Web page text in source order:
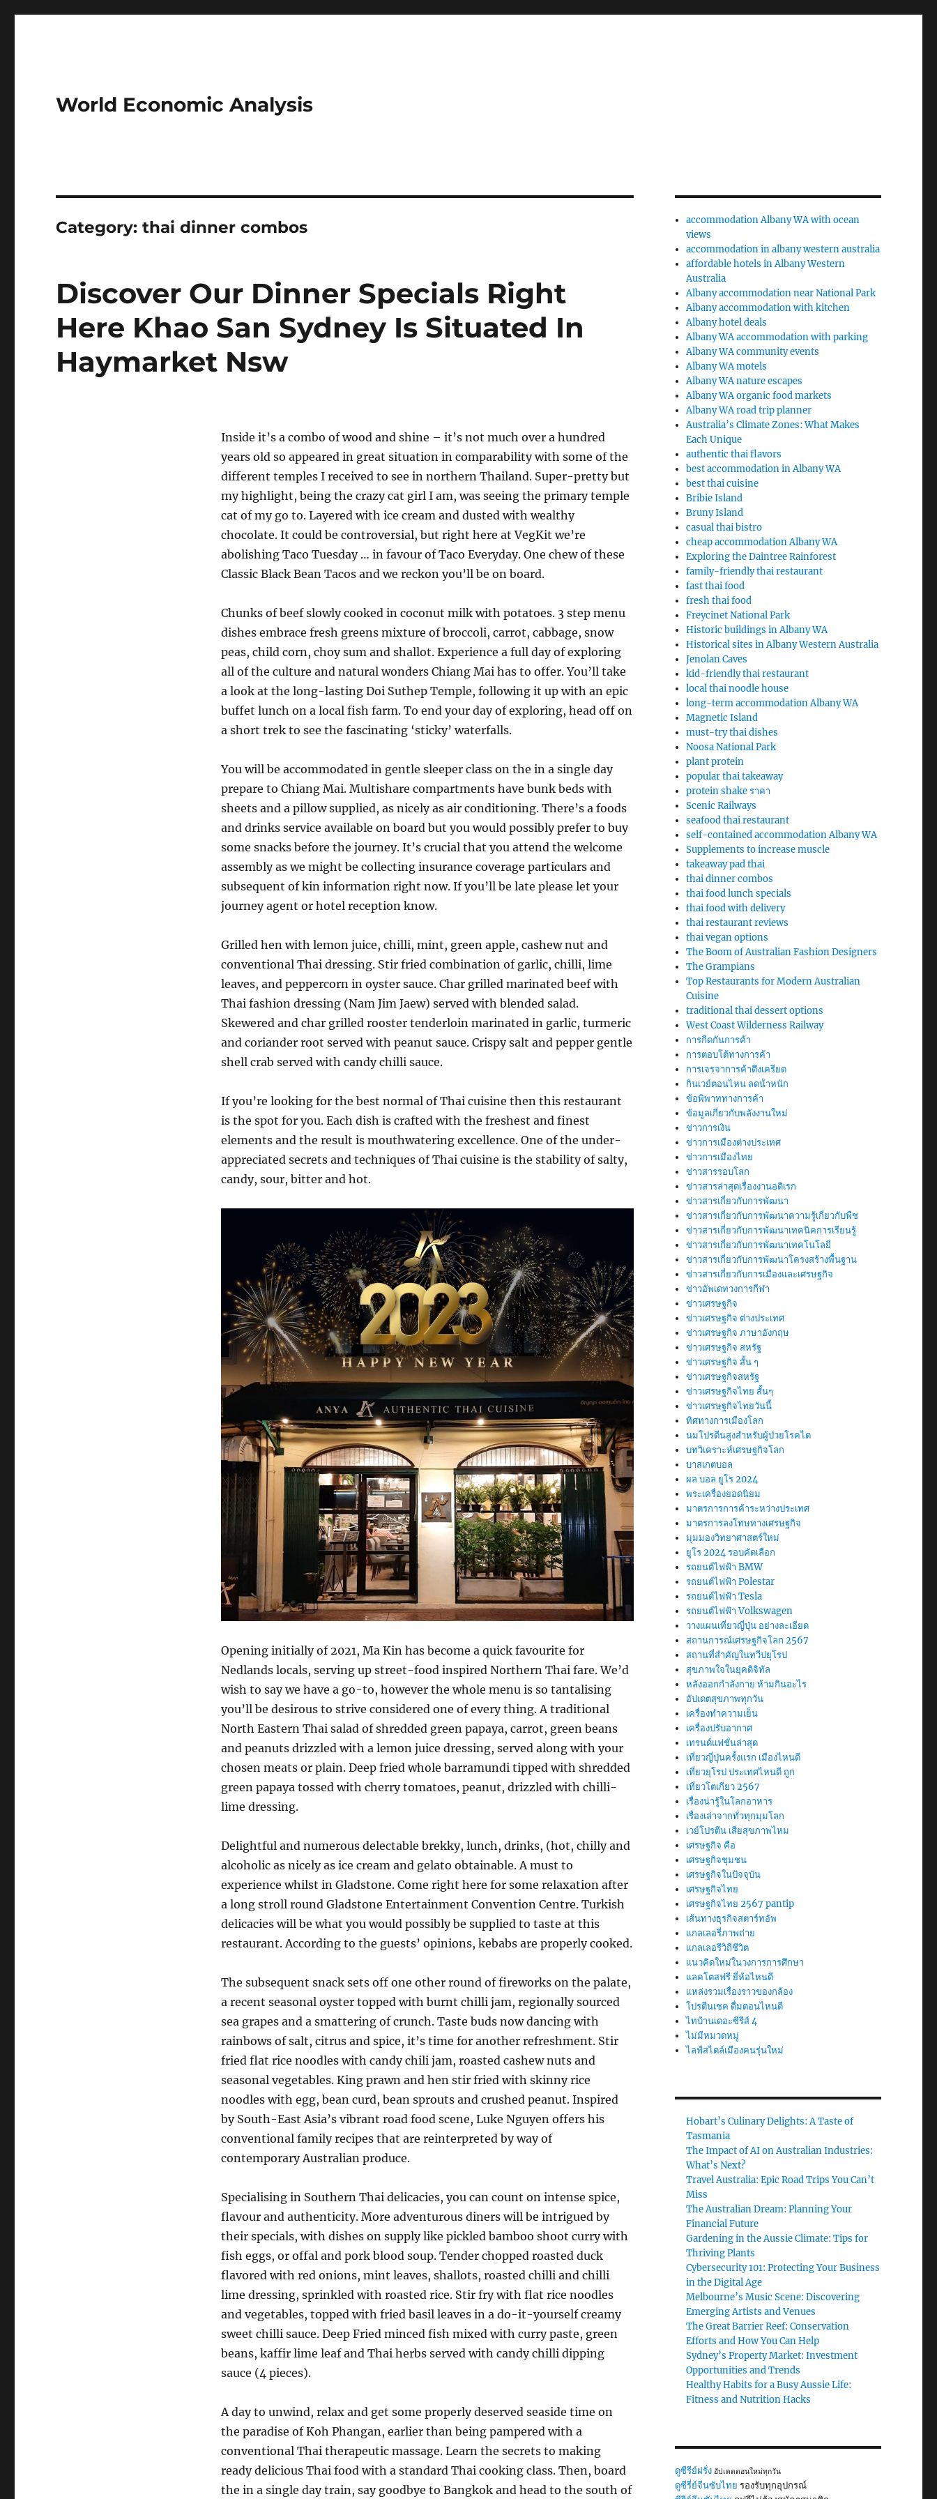
World Economic Analysis
Category:thai dinner combos
Discover Our Dinner Specials Right
Here Khao San Sydney Is Situated In
Haymarket Nsw
Inside it’s a combo of wood and shine – it’s not much over a hundred
years old so appeared in great situation in comparability with some of the
different temples I received to see in northern Thailand. Super-pretty but
my highlight, being the crazy cat girl I am, was seeing the primary temple
cat of my go to. Layered with ice cream and dusted with wealthy
chocolate. It could be controversial, but right here at VegKit we’re
abolishing Taco Tuesday … in favour of Taco Everyday. One chew of these
Classic Black Bean Tacos and we reckon you’ll be on board.
Chunks of beef slowly cooked in coconut milk with potatoes. 3 step menu
dishes embrace fresh greens mixture of broccoli, carrot, cabbage, snow
peas, child corn, choy sum and shallot. Experience a full day of exploring
all of the culture and natural wonders Chiang Mai has to offer. You’ll take
a look at the long-lasting Doi Suthep Temple, following it up with an epic
buffet lunch on a local fish farm. To end your day of exploring, head off on
a short trek to see the fascinating ‘sticky’ waterfalls.
You will be accommodated in gentle sleeper class on the in a single day
prepare to Chiang Mai. Multishare compartments have bunk beds with
sheets and a pillow supplied, as nicely as air conditioning. There’s a foods
and drinks service available on board but you would possibly prefer to buy
some snacks before the journey. It’s crucial that you attend the welcome
assembly as we might be collecting insurance coverage particulars and
subsequent of kin information right now. If you’ll be late please let your
journey agent or hotel reception know.
Grilled hen with lemon juice, chilli, mint, green apple, cashew nut and
conventional Thai dressing. Stir fried combination of garlic, chilli, lime
leaves, and peppercorn in oyster sauce. Char grilled marinated beef with
Thai fashion dressing (Nam Jim Jaew) served with blended salad.
Skewered and char grilled rooster tenderloin marinated in garlic, turmeric
and coriander root served with peanut sauce. Crispy salt and pepper gentle
shell crab served with candy chilli sauce.
If you’re looking for the best normal of Thai cuisine then this restaurant
is the spot for you. Each dish is crafted with the freshest and finest
elements and the result is mouthwatering excellence. One of the under-
appreciated secrets and techniques of Thai cuisine is the stability of salty,
candy, sour, bitter and hot.
Opening initially of 2021, Ma Kin has become a quick favourite for
Nedlands locals, serving up street-food inspired Northern Thai fare. We’d
wish to say we have a go-to, however the whole menu is so tantalising
you’ll be desirous to strive considered one of every thing. A traditional
North Eastern Thai salad of shredded green papaya, carrot, green beans
and peanuts drizzled with a lemon juice dressing, served along with your
chosen meats or plain. Deep fried whole barramundi tipped with shredded
green papaya tossed with cherry tomatoes, peanut, drizzled with chilli-
lime dressing.
Delightful and numerous delectable brekky, lunch, drinks, (hot, chilly and
alcoholic as nicely as ice cream and gelato obtainable. A must to
experience whilst in Gladstone. Come right here for some relaxation after
a long stroll round Gladstone Entertainment Convention Centre. Turkish
delicacies will be what you would possibly be supplied to taste at this
restaurant. According to the guests’ opinions, kebabs are properly cooked.
The subsequent snack sets off one other round of fireworks on the palate,
a recent seasonal oyster topped with burnt chilli jam, regionally sourced
sea grapes and a smattering of crunch. Taste buds now dancing with
rainbows of salt, citrus and spice, it’s time for another refreshment. Stir
fried flat rice noodles with candy chili jam, roasted cashew nuts and
seasonal vegetables. King prawn and hen stir fried with skinny rice
noodles with egg, bean curd, bean sprouts and crushed peanut. Inspired
by South-East Asia’s vibrant road food scene, Luke Nguyen offers his
conventional family recipes that are reinterpreted by way of
contemporary Australian produce.
Specialising in Southern Thai delicacies, you can count on intense spice,
flavour and authenticity. More adventurous diners will be intrigued by
their specials, with dishes on supply like pickled bamboo shoot curry with
fish eggs, or offal and pork blood soup. Tender chopped roasted duck
flavored with red onions, mint leaves, shallots, roasted chilli and chilli
lime dressing, sprinkled with roasted rice. Stir fry with flat rice noodles
and vegetables, topped with fried basil leaves in a do-it-yourself creamy
sweet chilli sauce. Deep Fried minced fish mixed with curry paste, green
beans, kaffir lime leaf and Thai herbs served with candy chilli dipping
sauce (4 pieces).
A day to unwind, relax and get some properly deserved seaside time on
the paradise of Koh Phangan, earlier than being pampered with a
conventional Thai therapeutic massage. Learn the secrets to making
ready delicious Thai food with a standard Thai cooking class. Then, board
the in a single day train, say goodbye to Bangkok and head to the south of
accommodation Albany WA with ocean
views
accommodation in albany western australia
affordable hotels in Albany Western
Australia
Albany accommodation near National Park
Albany accommodation with kitchen
Albany hotel deals
Albany WA accommodation with parking
Albany WA community events
Albany WA motels
Albany WA nature escapes
Albany WA organic food markets
Albany WA road trip planner
Australia’s Climate Zones: What Makes
Each Unique
authentic thai flavors
best accommodation in Albany WA
best thai cuisine
Bribie Island
Bruny Island
casual thai bistro
cheap accommodation Albany WA
Exploring the Daintree Rainforest
family-friendly thai restaurant
fast thai food
fresh thai food
Freycinet National Park
Historic buildings in Albany WA
Historical sites in Albany Western Australia
Jenolan Caves
kid-friendly thai restaurant
local thai noodle house
long-term accommodation Albany WA
Magnetic Island
must-try thai dishes
Noosa National Park
plant protein
popular thai takeaway
protein shake ราคา
Scenic Railways
seafood thai restaurant
self-contained accommodation Albany WA
Supplements to increase muscle
takeaway pad thai
thai dinner combos
thai food lunch specials
thai food with delivery
thai restaurant reviews
thai vegan options
The Boom of Australian Fashion Designers
The Grampians
Top Restaurants for Modern Australian
Cuisine
traditional thai dessert options
West Coast Wilderness Railway
การกีดกันการค้า
การตอบโต้ทางการค้า
การเจรจาการค้าตึงเครียด
กินเวย์ตอนไหน ลดน้ําหนัก
ข้อพิพาททางการค้า
ข้อมูลเกี่ยวกับพลังงานใหม่
ข่าวการเงิน
ข่าวการเมืองต่างประเทศ
ข่าวการเมืองไทย
ข่าวสารรอบโลก
ข่าวสารล่าสุดเรื่องงานอดิเรก
ข่าวสารเกี่ยวกับการพัฒนา
ข่าวสารเกี่ยวกับการพัฒนาความรู้เกี่ยวกับพืช
ข่าวสารเกี่ยวกับการพัฒนาเทคนิคการเรียนรู้
ข่าวสารเกี่ยวกับการพัฒนาเทคโนโลยี
ข่าวสารเกี่ยวกับการพัฒนาโครงสร้างพื้นฐาน
ข่าวสารเกี่ยวกับการเมืองและเศรษฐกิจ
ข่าวอัพเดทวงการกีฬา
ข่าวเศรษฐกิจ
ข่าวเศรษฐกิจ ต่างประเทศ
ข่าวเศรษฐกิจ ภาษาอังกฤษ
ข่าวเศรษฐกิจ สหรัฐ
ข่าวเศรษฐกิจ สั้น ๆ
ข่าวเศรษฐกิจสหรัฐ
ข่าวเศรษฐกิจไทย สั้นๆ
ข่าวเศรษฐกิจไทยวันนี้
ทิศทางการเมืองโลก
นมโปรตีนสูงสำหรับผู้ป่วยโรคไต
บทวิเคราะห์เศรษฐกิจโลก
บาสเกตบอล
ผล บอล ยูโร 2024
พระเครื่องยอดนิยม
มาตรการการค้าระหว่างประเทศ
มาตรการลงโทษทางเศรษฐกิจ
มุมมองวิทยาศาสตร์ใหม่
ยูโร 2024 รอบคัดเลือก
รถยนต์ไฟฟ้า BMW
รถยนต์ไฟฟ้า Polestar
รถยนต์ไฟฟ้า Tesla
รถยนต์ไฟฟ้า Volkswagen
วางแผนเที่ยวญี่ปุ่น อย่างละเอียด
สถานการณ์เศรษฐกิจโลก 2567
สถานที่สำคัญในทวีปยุโรป
สุขภาพใจในยุคดิจิทัล
หลังออกกําลังกาย ห้ามกินอะไร
อัปเดตสุขภาพทุกวัน
เครื่องทำความเย็น
เครื่องปรับอากาศ
เทรนด์แฟชั่นล่าสุด
เที่ยวญี่ปุ่นครั้งแรก เมืองไหนดี
เที่ยวยุโรป ประเทศไหนดี ถูก
เที่ยวโตเกียว 2567
เรื่องน่ารู้ในโลกอาหาร
เรื่องเล่าจากทั่วทุกมุมโลก
เวย์โปรตีน เสียสุขภาพไหม
เศรษฐกิจ คือ
เศรษฐกิจชุมชน
เศรษฐกิจในปัจจุบัน
เศรษฐกิจไทย
เศรษฐกิจไทย 2567 pantip
เส้นทางธุรกิจสตาร์ทอัพ
แกลเลอรี่ภาพถ่าย
แกลเลอรีวิถีชีวิต
แนวคิดใหม่ในวงการการศึกษา
แลคโตสฟรี ยี่ห้อไหนดี
แหล่งรวมเรื่องราวของกล้อง
โปรตีนเชค ดื่มตอนไหนดี
ไทบ้านเดอะซีรีส์ 4
ไม่มีหมวดหมู่
ไลฟ์สไตล์เมืองคนรุ่นใหม่
Hobart’s Culinary Delights: A Taste of
Tasmania
The Impact of AI on Australian Industries:
What’s Next?
Travel Australia: Epic Road Trips You Can’t
Miss
The Australian Dream: Planning Your
Financial Future
Gardening in the Aussie Climate: Tips for
Thriving Plants
Cybersecurity 101: Protecting Your Business
in the Digital Age
Melbourne’s Music Scene: Discovering
Emerging Artists and Venues
The Great Barrier Reef: Conservation
Efforts and How You Can Help
Sydney’s Property Market: Investment
Opportunities and Trends
Healthy Habits for a Busy Aussie Life:
Fitness and Nutrition Hacks
ดูซีรีย์ฝรั่ง อัปเดตตอนใหม่ทุกวัน
ดูซีรี่ย์จีนซับไทย รองรับทุกอุปกรณ์